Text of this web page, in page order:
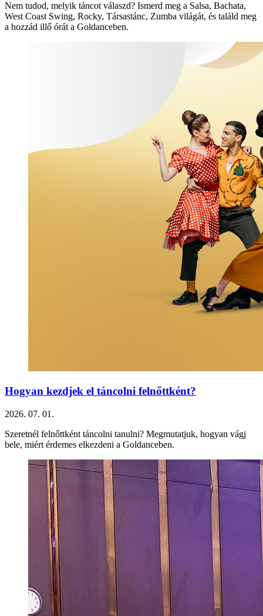
Nem tudod, melyik táncot válaszd? Ismerd meg a Salsa, Bachata,
West Coast Swing, Rocky, Társastánc, Zumba világát, és találd meg
a hozzád illő órát a Goldanceben.
Hogyan kezdjek el táncolni felnőttként?
2026. 07. 01.
Szeretnél felnőttként táncolni tanulni? Megmutatjuk, hogyan vágj
bele, miért érdemes elkezdeni a Goldanceben.